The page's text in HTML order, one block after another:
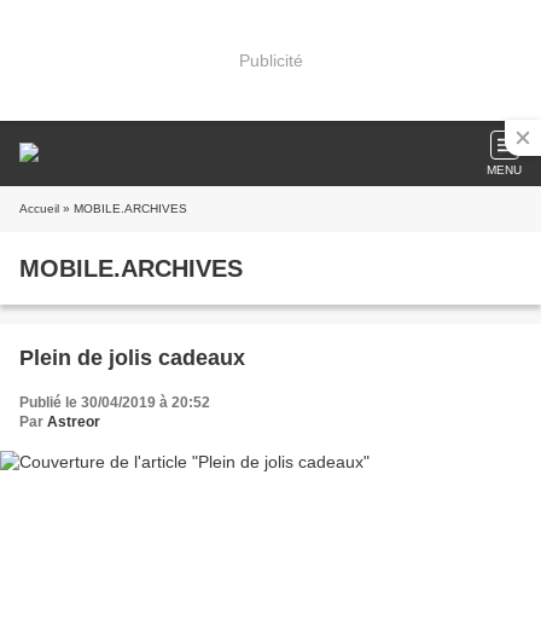
Publicité
MENU
Accueil » MOBILE.ARCHIVES
MOBILE.ARCHIVES
Plein de jolis cadeaux
Publié le 30/04/2019 à 20:52
Par Astreor